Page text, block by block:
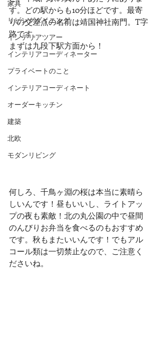
家具
リビングダイニング
インテリアツアー
インテリアコーディネーター
プライベートのこと
インテリアコーディネート
オーダーキッチン
建築
北欧
モダンリビング
す。どの駅からも10分ほどです。最寄
りの交差点の名前は靖国神社南門。T字
路です。
まずは九段下駅方面から！
何しろ、千鳥ヶ淵の桜は本当に素晴ら
しいんです！昼もいいし、ライトアッ
プの夜も素敵！北の丸公園の中で昼間
のんびりお弁当を食べるのもおすすめ
です。秋もまたいいんです！でもアル
コール類は一切禁止なので、ご注意く
ださいね。